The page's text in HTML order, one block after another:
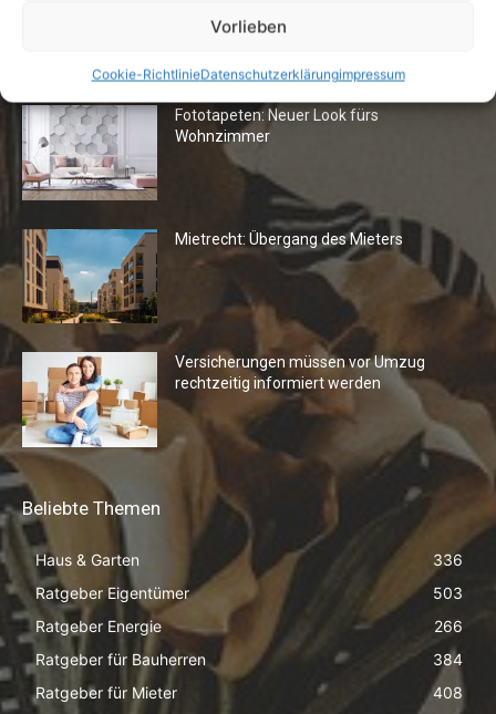
Vorlieben
Cookie-RichtlinieDatenschutzerklärungimpressum
Die Redaktion empfiehlt
Fototapeten: Neuer Look fürs
Wohnzimmer
Mietrecht: Übergang des Mieters
Versicherungen müssen vor Umzug
rechtzeitig informiert werden
Beliebte Themen
Haus & Garten
336
Ratgeber Eigentümer
503
Ratgeber Energie
266
Ratgeber für Bauherren
384
Ratgeber für Mieter
408